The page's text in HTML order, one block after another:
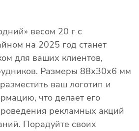
весом 20 г с
на 2025 год станет
для ваших клиентов,
Размеры 88х30х6 мм
ваш логотип и
что делает его
рекламных акций
Порадуйте своих